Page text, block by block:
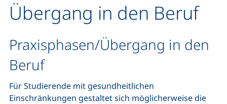
Übergang in den Beruf
Praxisphasen/Übergang in den
Beruf
Für Studierende mit gesundheitlichen
Einschränkungen gestaltet sich möglicherweise die